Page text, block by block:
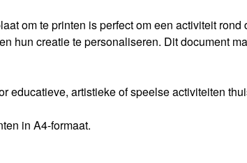
om te printen is perfect om een activiteit
hun creatie te personaliseren. Dit document
educatieve, artistieke of speelse activiteiten
in A4-formaat.